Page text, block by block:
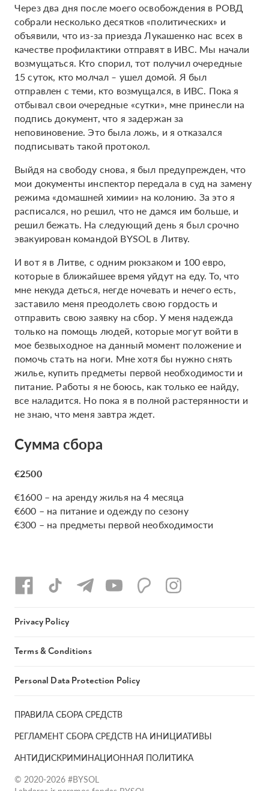
Через два дня после моего освобождения в РОВД
собрали несколько десятков «политических» и
объявили, что из-за приезда Лукашенко нас всех в
качестве профилактики отправят в ИВС. Мы начали
возмущаться. Кто спорил, тот получил очередные
15 суток, кто молчал – ушел домой. Я был
отправлен с теми, кто возмущался, в ИВС. Пока я
отбывал свои очередные «сутки», мне принесли на
подпись документ, что я задержан за
неповиновение. Это была ложь, и я отказался
подписывать такой протокол.
Выйдя на свободу снова, я был предупрежден, что
мои документы инспектор передала в суд на замену
режима «домашней химии» на колонию. За это я
расписался, но решил, что не дамся им больше, и
решил бежать. На следующий день я был срочно
эвакуирован командой BYSOL в Литву.
И вот я в Литве, с одним рюкзаком и 100 евро,
которые в ближайшее время уйдут на еду. То, что
мне некуда деться, негде ночевать и нечего есть,
заставило меня преодолеть свою гордость и
отправить свою заявку на сбор. У меня надежда
только на помощь людей, которые могут войти в
мое безвыходное на данный момент положение и
помочь стать на ноги. Мне хотя бы нужно снять
жилье, купить предметы первой необходимости и
питание. Работы я не боюсь, как только ее найду,
все наладится. Но пока я в полной растерянности и
не знаю, что меня завтра ждет.
Сумма сбора
€2500
€1600 – на аренду жилья на 4 месяца
€600 – на питание и одежду по сезону
€300 – на предметы первой необходимости
ПРАВИЛА СБОРА СРЕДСТВ
РЕГЛАМЕНТ СБОРА СРЕДСТВ НА ИНИЦИАТИВЫ
АНТИДИСКРИМИНАЦИОННАЯ ПОЛИТИКА
© 2020-2026 #BYSOL
Privacy Policy
Terms & Conditions
Personal Data Protection Policy